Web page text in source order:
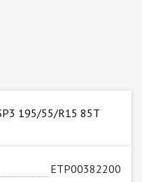
195/55/R15 85T
ETP00382200